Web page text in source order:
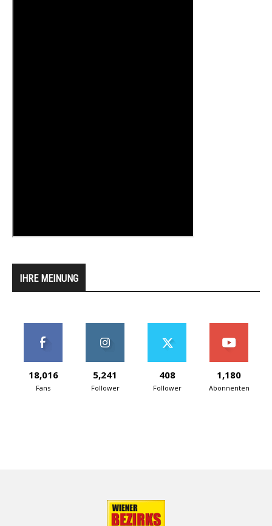
IHRE MEINUNG
18,016
Fans
5,241
Follower
408
Follower
1,180
Abonnenten